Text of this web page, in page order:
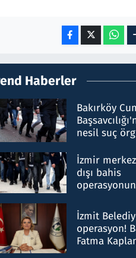
Haberler
Bakırköy
nesil suç
hakkında
İzmir
dışı bahis
Milyar liralık
trafiği tespit
İzmit
operasyon!
Fatma